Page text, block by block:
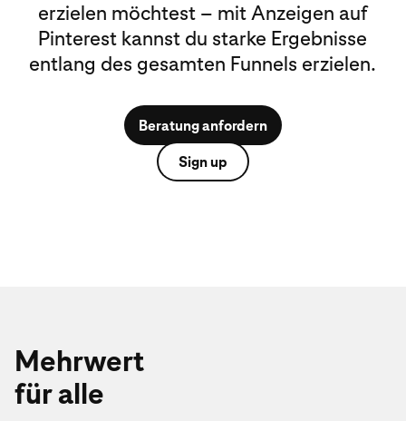
erzielen möchtest – mit Anzeigen auf
Pinterest kannst du starke Ergebnisse
entlang des gesamten Funnels erzielen.
Beratung anfordern
Sign up
Mehrwert
für alle